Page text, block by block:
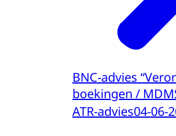
BNC-advies
boekingen /
ATR-advies04-06-